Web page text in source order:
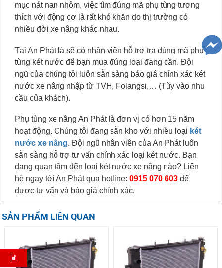
mục nát nan nhôm, việc tìm đúng mã phụ tùng tương
thích với động cơ là rất khó khăn do thị trường có
nhiều đời xe nâng khác nhau.
Tại An Phát là sẽ có nhân viên hỗ trợ tra đúng mã phụ
tùng két nước để bạn mua đúng loại đang cần. Đội
ngũ của chúng tôi luôn sẵn sàng báo giá chính xác két
nước xe nâng nhập từ TVH, Folangsi,… (Tùy vào nhu
cầu của khách).
Phụ tùng xe nâng An Phát là đơn vị có hơn 15 năm
hoạt động. Chúng tôi đang sẵn kho với nhiều loại két
nước xe nâng. Đội ngũ nhân viên của An Phát luôn
sẵn sàng hỗ trợ tư vấn chính xác loại két nước. Bạn
đang quan tâm đến loại két nước xe nâng nào? Liên
hệ ngay tới An Phát qua hotline:0915 070 603 để
được tư vấn và báo giá chính xác.
SẢN PHẨM LIÊN QUAN